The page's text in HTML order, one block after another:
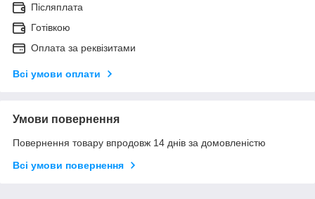
Післяплата
Готівкою
Оплата за реквізитами
Всі умови оплати
Умови повернення
Повернення товару впродовж 14 днів за домовленістю
Всі умови повернення